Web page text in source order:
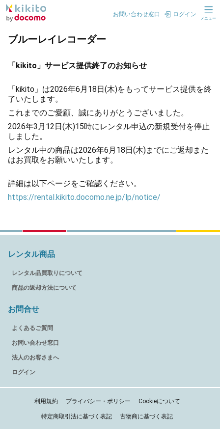
お問い合わせ窓口 ログイン
メニュー
ブルーレイレコーダー
「kikito」サービス提供終了のお知らせ
「kikito」は2026年6月18日(木)をもってサービス提供を終
了いたします。
これまでのご愛顧、誠にありがとうございました。
2026年3月12日(木)15時にレンタル申込の新規受付を停止
しました。
レンタル中の商品は2026年6月18日(木)までにご返却また
はお買取をお願いいたします。
詳細は以下ページをご確認ください。
https://rental.kikito.docomo.ne.jp/lp/notice/
レンタル商品
レンタル品買取りについて
商品の返却方法について
お問合せ
よくあるご質問
お問い合わせ窓口
法人のお客さまへ
ログイン
利用規約 プライバシー・ポリシー Cookieについて
特定商取引法に基づく表記 古物商に基づく表記